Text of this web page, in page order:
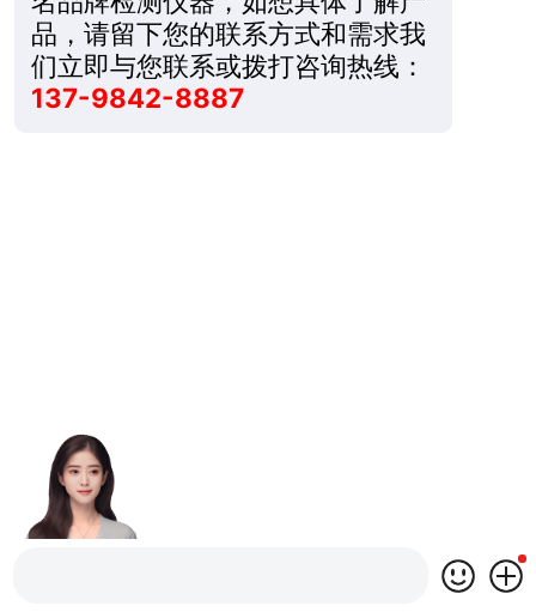
品，请留下您的联系方式和需求我
们立即与您联系或拨打咨询热线：
137-9842-8887